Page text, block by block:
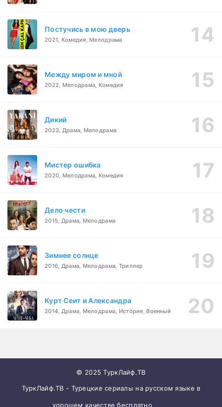
Постучись в мою дверь
2021, Комедия, Мелодрама
Между миром и мной
2022, Мелодрама, Комедия
Дикий
2023, Драма, Мелодрама
Мистер ошибка
2020, Мелодрама, Комедия
Дело чести
2015, Драма, Мелодрама
Зимнее солнце
2016, Драма, Мелодрама, Триллер
Курт Сеит и Александра
2014, Драма, Мелодрама, История, Военный
© 2025 ТуркЛайф.ТВ
ТуркЛайф.ТВ - Турецкие сериалы на русском языке в
хорошем качестве бесплатно